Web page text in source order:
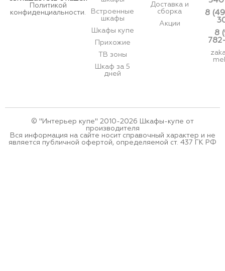
Политикой
конфиденциальности.
Встроенные
шкафы
Шкафы купе
Прихожие
ТВ зоны
Шкаф за 5
дней
Доставка и
сборка
Акции
8
8
© "Интерьер купе" 2010-2026 Шкафы-купе от
производителя
Вся информация на сайте носит справочный характер и не
является публичной офертой, определяемой ст. 437 ГК РФ